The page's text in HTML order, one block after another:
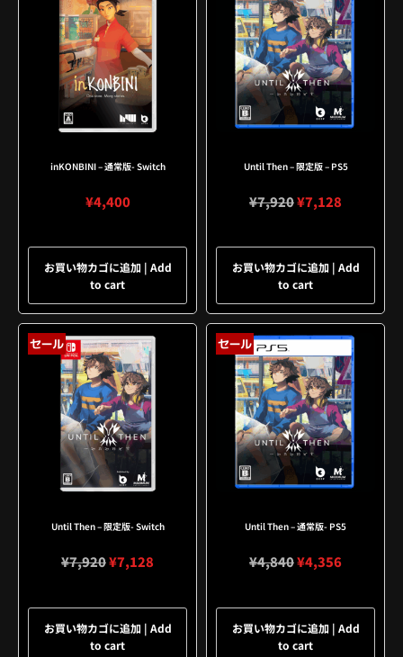
inKONBINI – 通常版- Switch
¥4,400
お買い物カゴに追加 | Add
to cart
Until Then – 限定版 – PS5
¥7,920¥7,128
お買い物カゴに追加 | Add
to cart
セール
Until Then – 限定版- Switch
¥7,920¥7,128
お買い物カゴに追加 | Add
to cart
セール
Until Then – 通常版- PS5
¥4,840¥4,356
お買い物カゴに追加 | Add
to cart